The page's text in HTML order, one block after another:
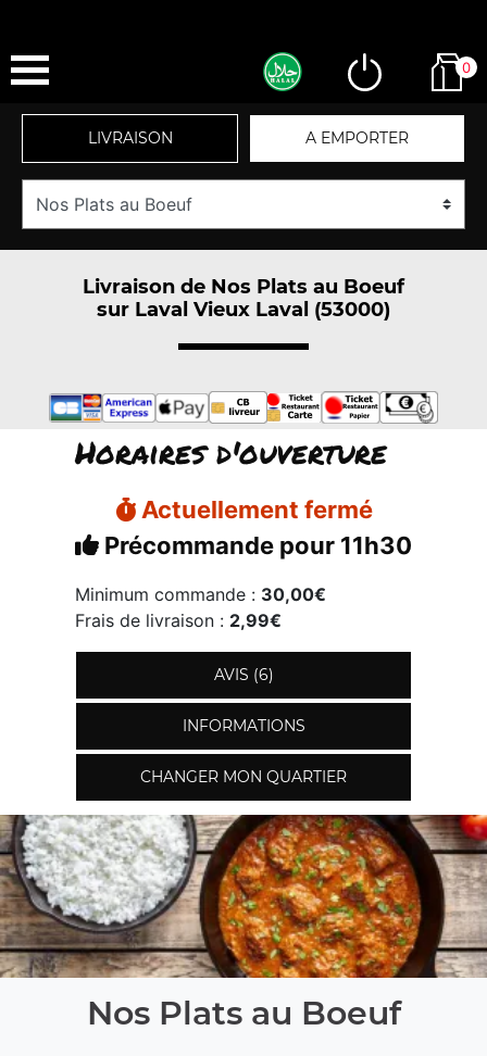
0
LIVRAISON A EMPORTER
Livraison de Nos Plats au Boeuf
sur Laval Vieux Laval (53000)
Horaires d'ouverture
Actuellement fermé
Précommande pour 11h30
Minimum commande : 30,00€
Frais de livraison : 2,99€
AVIS (6)
INFORMATIONS
CHANGER MON QUARTIER
Nos Plats au Boeuf